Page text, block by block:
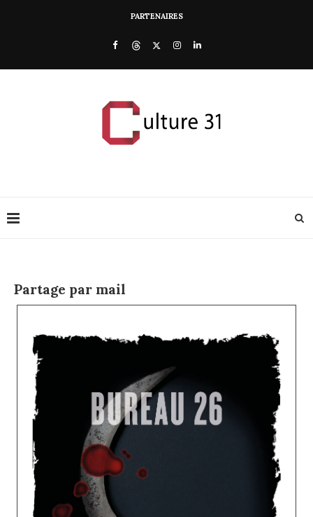
PARTENAIRES
Partage par mail